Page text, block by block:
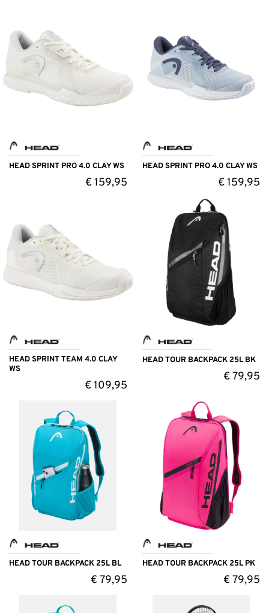
HEAD SPRINT PRO 4.0 CLAY WS
€159,95
HEAD SPRINT PRO 4.0 CLAY WS
€159,95
HEAD SPRINT TEAM 4.0 CLAY
WS
€109,95
HEAD TOUR BACKPACK 25L BK
€79,95
HEAD TOUR BACKPACK 25L BL
€79,95
HEAD TOUR BACKPACK 25L PK
€79,95